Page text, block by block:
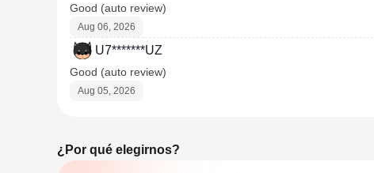
Good (auto review)
Aug 06, 2026
U7*******UZ
Good (auto review)
Aug 05, 2026
¿Por qué elegirnos?